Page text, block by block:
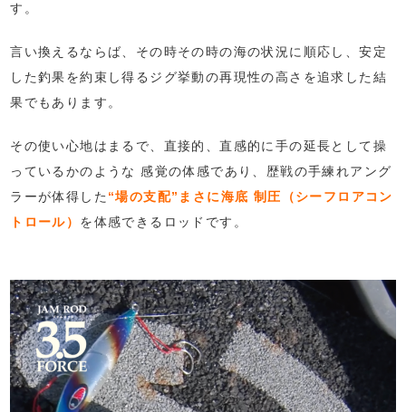
す。
言い換えるならば、その時その時の海の状況に順応し、安定
した釣果を約束し得るジグ挙動の再現性の高さを追求した結
果でもあります。
その使い心地はまるで、直接的、直感的に手の延長として操
っているかのような 感覚の体感であり、歴戦の手練れアング
ラーが体得した “場の支配”まさに海底 制圧（シーフロアコン
トロール） を体感できるロッドです。